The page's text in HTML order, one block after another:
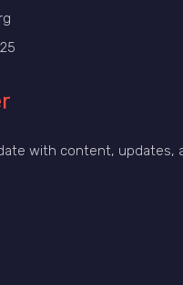
with content, updates,